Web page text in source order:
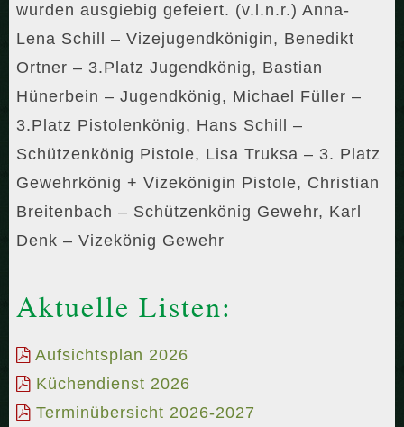
wurden ausgiebig gefeiert. (v.l.n.r.) Anna-
Lena Schill – Vizejugendkönigin, Benedikt
Ortner – 3.Platz Jugendkönig, Bastian
Hünerbein – Jugendkönig, Michael Füller –
3.Platz Pistolenkönig, Hans Schill –
Schützenkönig Pistole, Lisa Truksa – 3. Platz
Gewehrkönig + Vizekönigin Pistole, Christian
Breitenbach – Schützenkönig Gewehr, Karl
Denk – Vizekönig Gewehr
Aktuelle Listen:
Aufsichtsplan 2026
Küchendienst 2026
Terminübersicht 2026-2027